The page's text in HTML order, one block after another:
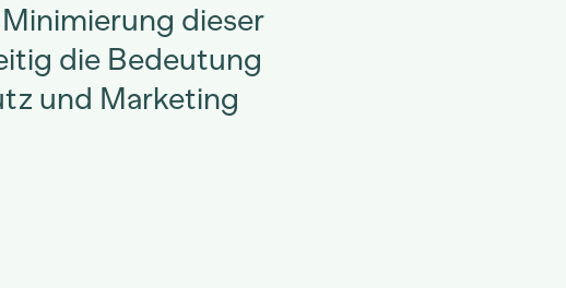
dieser
die Bedeutung
und Marketing